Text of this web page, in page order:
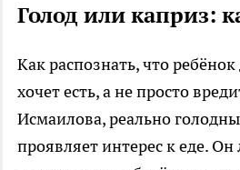
Голод или каприз:
Как распознать, что
хочет есть, а не просто
Исмаилова, реально
проявляет интерес к еде. Он